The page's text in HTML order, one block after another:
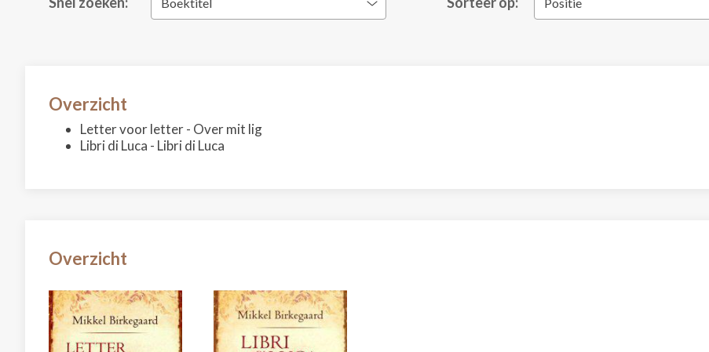
Overzicht
Letter voor letter - Over mit lig
Libri di Luca - Libri di Luca
Overzicht